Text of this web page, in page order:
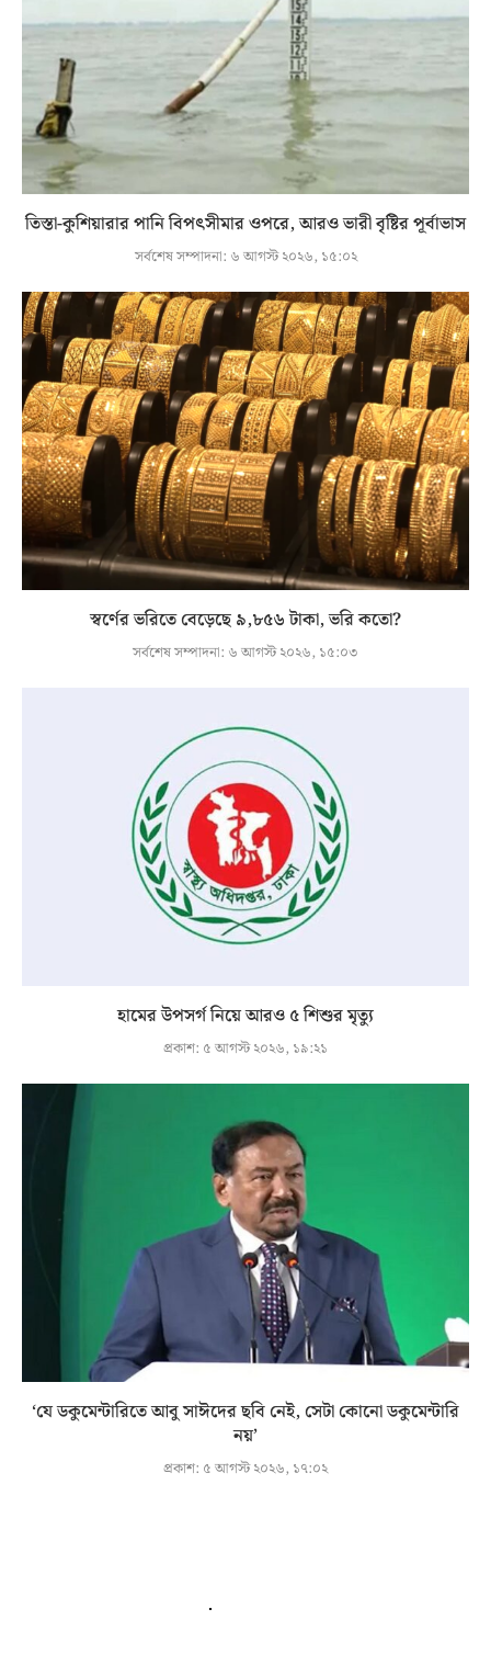
তিস্তা-কুশিয়ারার পানি বিপৎসীমার ওপরে, আরও ভারী বৃষ্টির পূর্বাভাস
সর্বশেষ সম্পাদনা: ৬ আগস্ট ২০২৬, ১৫:০২
স্বর্ণের ভরিতে বেড়েছে ৯,৮৫৬ টাকা, ভরি কতো?
সর্বশেষ সম্পাদনা: ৬ আগস্ট ২০২৬, ১৫:০৩
হামের উপসর্গ নিয়ে আরও ৫ শিশুর মৃত্যু
প্রকাশ: ৫ আগস্ট ২০২৬, ১৯:২১
‘যে ডকুমেন্টারিতে আবু সাঈদের ছবি নেই, সেটা কোনো ডকুমেন্টারি
নয়’
প্রকাশ: ৫ আগস্ট ২০২৬, ১৭:০২